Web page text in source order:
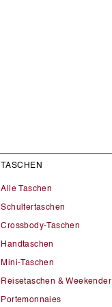
TASCHEN
Alle Taschen
Schultertaschen
Crossbody-Taschen
Handtaschen
Mini-Taschen
Reisetaschen & Weekender
Portemonnaies